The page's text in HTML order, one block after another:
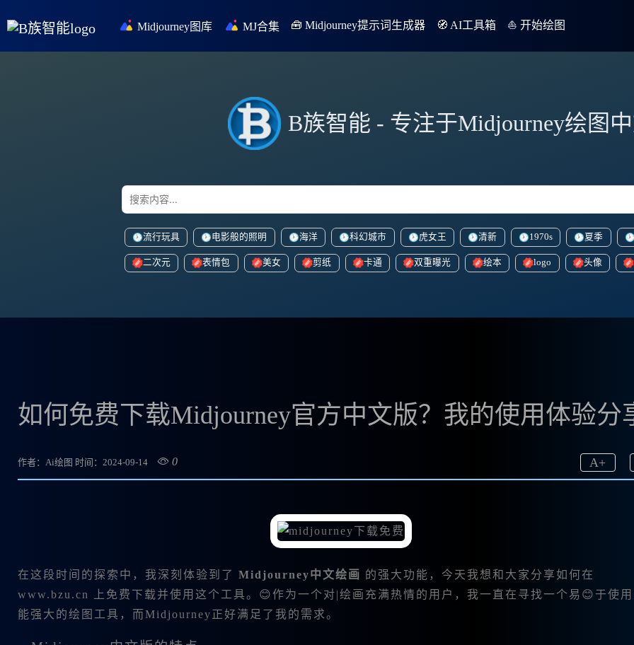
Midjourney图库 MJ合集 🧰 Midjourney提示词生成器 🧭 AI工具箱 ⛵️ 开始绘图
B族智能 - 专注于Midjourney绘图
流行玩具 电影般的照明 海洋 科幻城市 虎女王 清新 1970s 夏季
二次元 表情包 美女 剪纸 卡通 双重曝光 绘本 logo 头像
如何免费下载Midjourney官方中文版？我的使用体验分
作者：Ai绘图 时间：2024-09-14 0 A+
在这段时间的探索中，我深刻体验到了 Midjourney中文绘画 的强大功能，今天我想和大家分享如何在
www.bzu.cn 上免费下载并使用这个工具。😊作为一个对|绘画充满热情的用户，我一直在寻找一个易😊于使
能强大的绘图工具，而Midjourney正好满足了我的需求。